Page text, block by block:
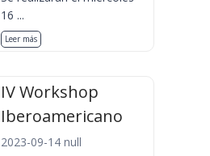
16 ...
Leer más
IV Workshop
Iberoamericano
2023-09-14 null